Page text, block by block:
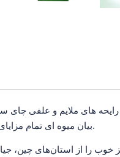
رایحه های ملایم و علفی چای
بیان میوه ای تمام مزایای چای سبز محبوب ما را با لیفت مرکبات انرژی زا ارائه می دهد.